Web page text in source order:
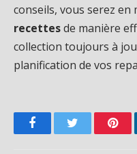
conseils, vous serez en
recettesde manière
collection toujours à
planification de vos
FacebookTwitter